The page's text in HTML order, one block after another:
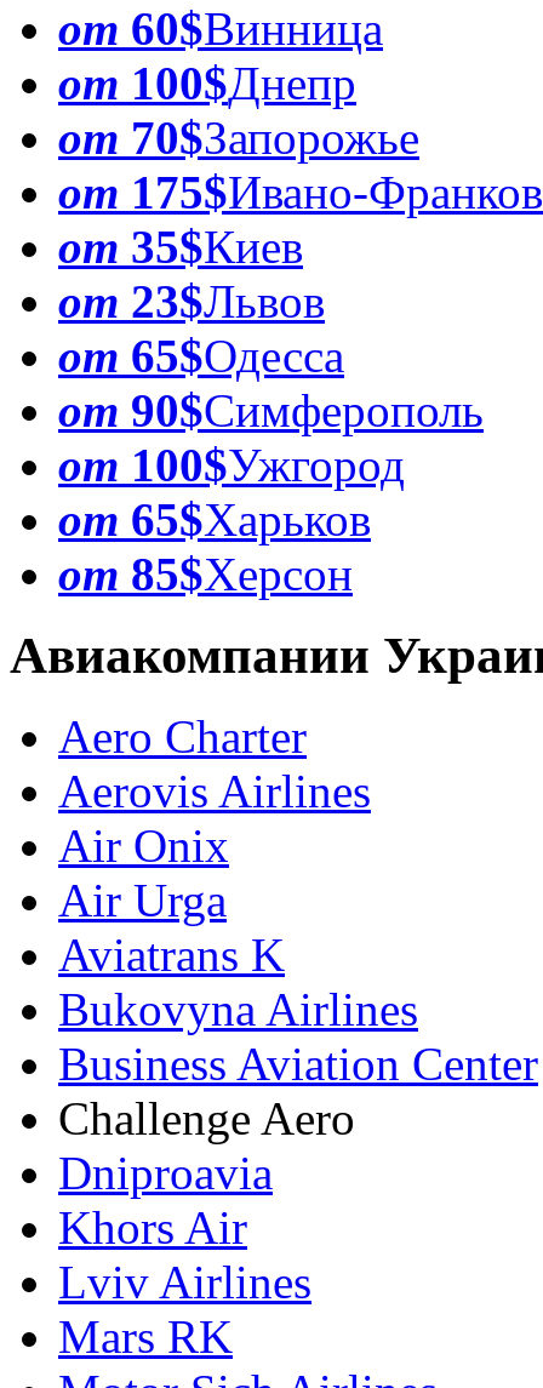
от 60$Винница
от 100$Днепр
от 70$Запорожье
от 175$Ивано-
от 35$Киев
от 23$Львов
от 65$Одесса
от 90$Симферополь
от 100$Ужгород
от 65$Харьков
от 85$Херсон
Авиакомпании
Aero Charter
Aerovis Airlines
Air Onix
Air Urga
Aviatrans K
Bukovyna Airlines
Business Aviation Center
Challenge Aero
Dniproavia
Khors Air
Lviv Airlines
Mars RK